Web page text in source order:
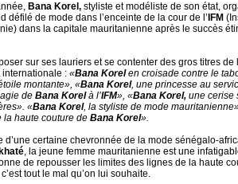
Bana Korel, styliste et modéliste de son état,
défilé de mode dans l’enceinte de la cour de l’ IFM
dans la capitale mauritanienne après le succès
sur ses lauriers et se contenter des gros titres de
: «Bana Korelen croisade contre le
montante», «Bana Korel, une princesse au
de Bana Korelà l’IFM», «Bana Korel, une cerise
«Bana Korel, la styliste de mode
la haute couture de Bana Korel».
d’une certaine chevronnée de la mode sénégalo-
, la jeune femme mauritanienne est une
de repousser les limites des lignes de la haute
tout le mal qu’on lui souhaite.